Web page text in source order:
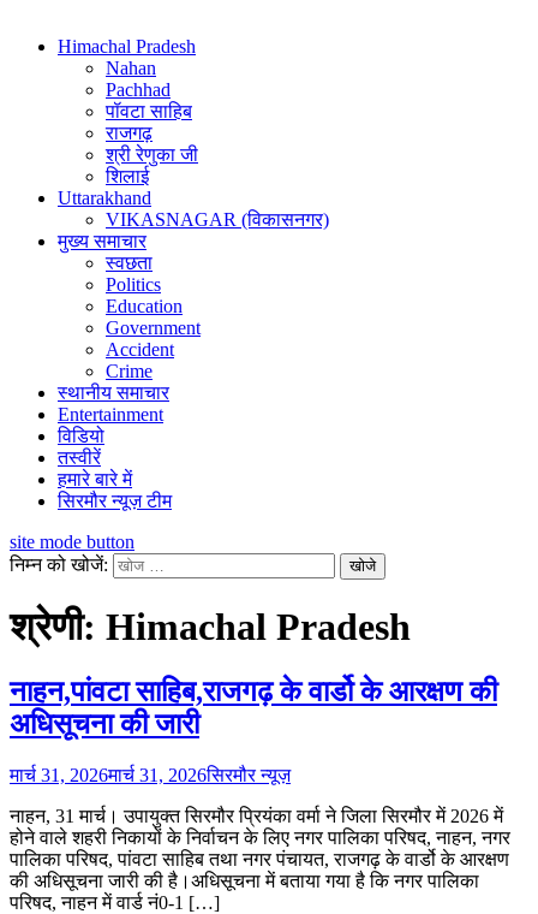
Himachal Pradesh
Nahan
Pachhad
पॉवटा साहिब
राजगढ़
श्री रेणुका जी
शिलाई
Uttarakhand
VIKASNAGAR (विकासनगर)
मुख्य समाचार
स्वछता
Politics
Education
Government
Accident
Crime
स्थानीय समाचार
Entertainment
विडियो
तस्वीरें
हमारे बारे में
सिरमौर न्यूज़ टीम
site mode button
निम्न को खोजें:
श्रेणी: Himachal Pradesh
नाहन,पांवटा साहिब,राजगढ़ के वार्डो के आरक्षण की
अधिसूचना की जारी
मार्च 31, 2026मार्च 31, 2026सिरमौर न्यूज़
नाहन, 31 मार्च। उपायुक्त सिरमौर प्रियंका वर्मा ने जिला सिरमौर में 2026 में
होने वाले शहरी निकायों के निर्वाचन के लिए नगर पालिका परिषद, नाहन, नगर
पालिका परिषद, पांवटा साहिब तथा नगर पंचायत, राजगढ़ के वार्डो के आरक्षण
की अधिसूचना जारी की है।अधिसूचना में बताया गया है कि नगर पालिका
परिषद, नाहन में वार्ड नं0-1 […]